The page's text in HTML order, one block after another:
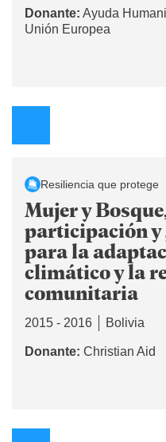
Donante: Ayuda
Unión Europea
Resiliencia que protege
Mujer y
participación
para la
climático y la
comunitaria
2015 - 2016 Bolivia
Donante: Christian Aid